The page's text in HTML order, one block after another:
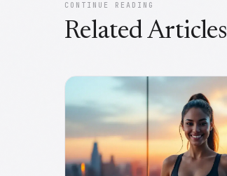
CONTINUE READING
Related Articles